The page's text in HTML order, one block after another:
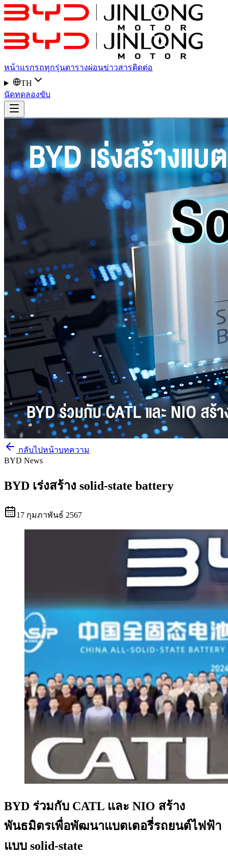
หน้าแรกรถทุกรุ่นตารางผ่อนข่าวสารติดต่อ
TH
นัดทดลองขับ
กลับไปหน้าบทความ
BYD News
BYD เร่งสร้าง solid-state battery
17 กุมภาพันธ์ 2567
BYD ร่วมกับ CATL และ NIO สร้าง
พันธมิตรเพื่อพัฒนาแบตเตอรี่รถยนต์ไฟฟ้า
แบบ solid-state